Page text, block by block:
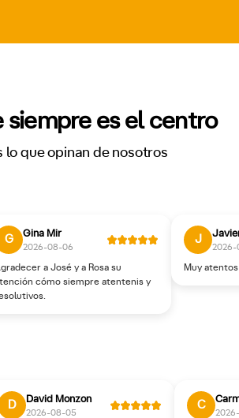
siempre es el centro
lo que opinan de nosotros
G Gina Mir
2026-08-06
a José y a Rosa su
cómo siempre atentenis y
J
2026-
Muy atentos
D David Monzon
2026-08-05
C